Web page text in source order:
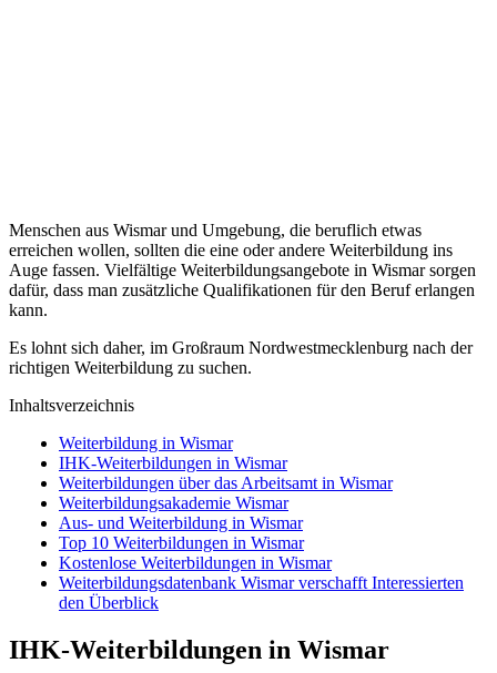
Menschen aus Wismar und Umgebung, die beruflich etwas
erreichen wollen, sollten die eine oder andere Weiterbildung ins
Auge fassen. Vielfältige Weiterbildungsangebote in Wismar sorgen
dafür, dass man zusätzliche Qualifikationen für den Beruf erlangen
kann.
Es lohnt sich daher, im Großraum Nordwestmecklenburg nach der
richtigen Weiterbildung zu suchen.
Inhaltsverzeichnis
Weiterbildung in Wismar
IHK-Weiterbildungen in Wismar
Weiterbildungen über das Arbeitsamt in Wismar
Weiterbildungsakademie Wismar
Aus- und Weiterbildung in Wismar
Top 10 Weiterbildungen in Wismar
Kostenlose Weiterbildungen in Wismar
Weiterbildungsdatenbank Wismar verschafft Interessierten
den Überblick
IHK-Weiterbildungen in Wismar